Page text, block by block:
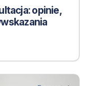
opinie,